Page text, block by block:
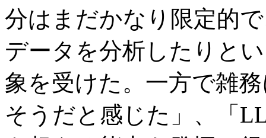
分はまだかなり限定的
データを分析したりと
象を受けた。一方で雑
そうだと感じた」、「